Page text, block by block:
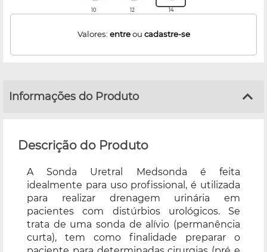
10 12 14
Valores: entreou cadastre-se
Informações do Produto
Descrição do Produto
A Sonda Uretral Medsonda é feita
idealmente para uso profissional, é utilizada
para realizar drenagem urinária em
pacientes com distúrbios urológicos. Se
trata de uma sonda de alívio (permanência
curta), tem como finalidade preparar o